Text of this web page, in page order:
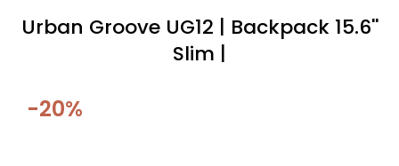
Urban Groove UG12 | Backpack 15.6''
Slim |
-20%